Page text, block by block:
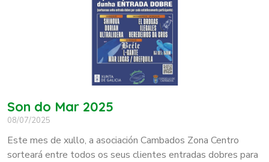
Son do Mar 2025
08/07/2025
Este mes de xullo, a asociación Cambados Zona Centro
sorteará entre todos os seus clientes entradas dobres para